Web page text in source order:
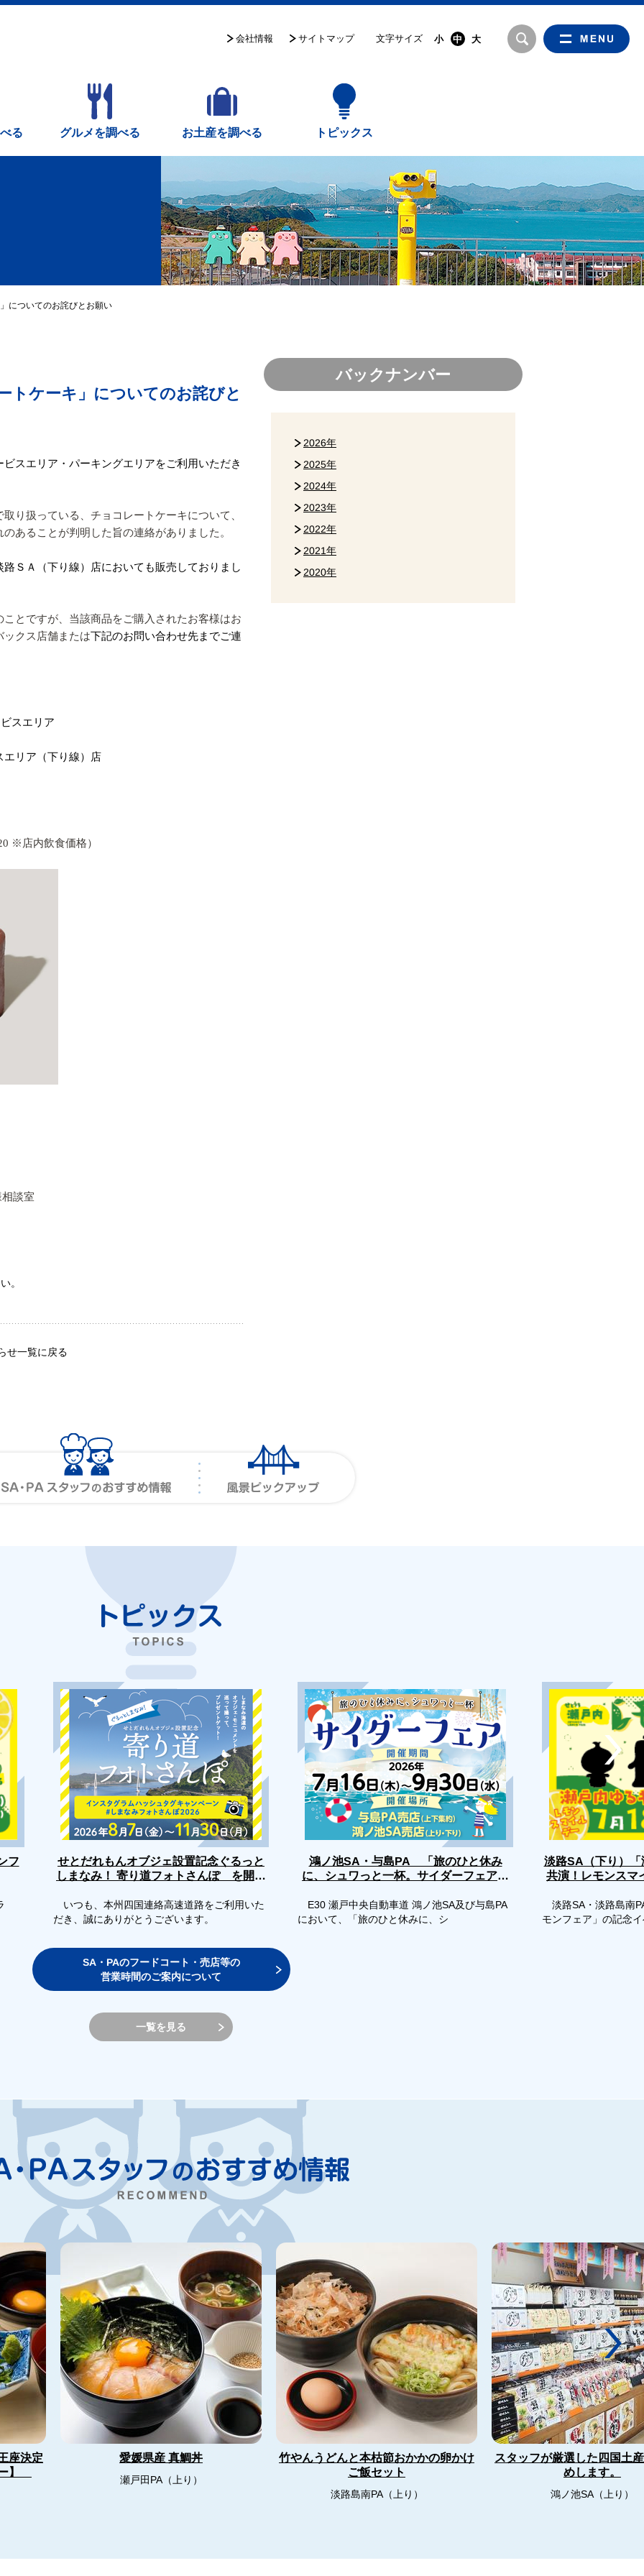
会社情報 サイトマップ 文字サイズ 小 中 大
る グルメを調べる お土産を調べる トピックス
についてのお詫びとお願い
トケーキ」についてのお詫びと
スエリア・パーキングエリアをご利用いただき
り扱っている、チョコレートケーキについて、
あることが判明した旨の連絡がありました。
ＳＡ（下り線）店においても販売しておりまし
とですが、当該商品をご購入されたお客様はお
ックス店舗または下記のお問い合わせ先までご連
スエリア
リア（下り線）店
※ 店内飲食価格）
談室
。
せ一覧に戻る
バックナンバー
2026年
2025年
2024年
2023年
2022年
2021年
2020年
フ せとだれもんオブジェ設置記念ぐるっと
しまなみ！ 寄り道フォトさんぽ を開催
いつも、本州四国連絡高速道路をご利用いた
だき、誠にありがとうございます。
鴻ノ池SA・与島PA 「旅のひと休み
に、シュワっと一杯。サイダーフェア」
E30 瀬戸中央自動車道 鴻ノ池SA及び与島PA
において、「旅のひと休みに、シ
淡路SA（下り）
共演！レモンスマ
淡路SA・淡路島南
モンフェア」の記念
SA・PAのフードコート・売店等の
営業時間のご案内について
一覧を見る
座決定
】
愛媛県産 真鯛丼
瀬戸田PA（上り）
竹やんうどんと本枯節おかかの卵かけ
ご飯セット
淡路島南PA（上り）
スタッフが厳選した四国土
めします。
鴻ノ池SA（上り）